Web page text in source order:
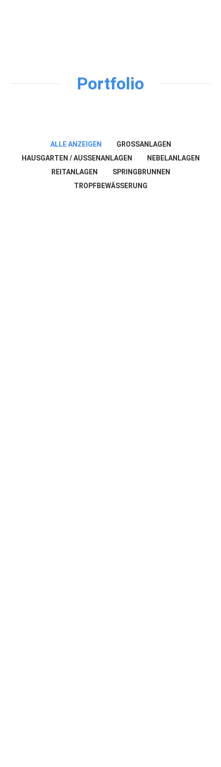
Portfolio
ALLE ANZEIGEN
GROSSANLAGEN
HAUSGARTEN / AUSSENANLAGEN
NEBELANLAGEN
REITANLAGEN
SPRINGBRUNNEN
TROPFBEWÄSSERUNG